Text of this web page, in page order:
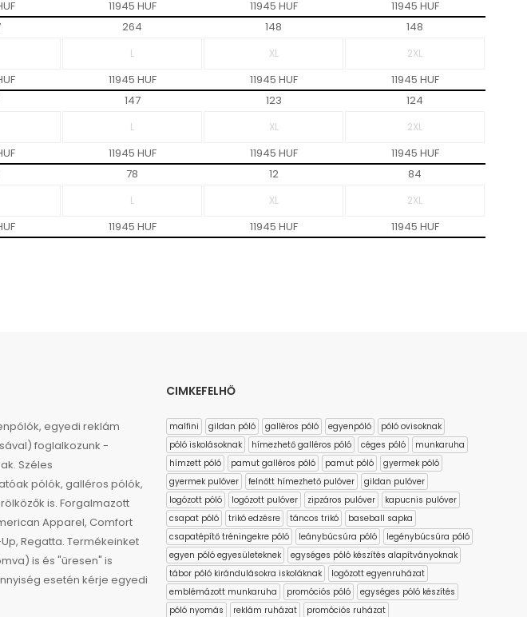
11945 HUF 11945 HUF 11945 HUF
264 148
148
11945 HUF 11945 HUF 11945 HUF
147 123
124
11945 HUF 11945 HUF 11945 HUF
78 12
84
11945 HUF 11945 HUF 11945 HUF
egyedi reklám
foglalkozunk -
Széles
pólók, galléros pólók,
is. Forgalmazott
Apparel, Comfort
Regatta. Termékeinket
is és "üresen" is
esetén kérje egyedi
CIMKEFELHŐ
malfini gildan póló galléros póló egyenpóló
póló ovisoknak
póló iskolásoknak
hímezhető galléros póló céges póló
munkaruha
hímzett póló
pamut galléros póló pamut póló
gyermek póló
gyermek pulóver
felnőtt hímezhető pulóver
gildan pulóver
logózott póló
logózott pulóver zipzáros pulóver
kapucnis pulóver
csapat póló
trikó edzésre táncos trikó
baseball sapka
csapatépítő tréningekre póló
leánybúcsúra póló
legénybúcsúra póló
egyen póló egyesületeknek
egységes póló készítés alapítványoknak
tábor póló kirándulásokra iskoláknak
logózott egyenruházat
emblémázott munkaruha
promóciós póló
egységes póló készítés
póló nyomás
reklám ruházat promóciós ruházat